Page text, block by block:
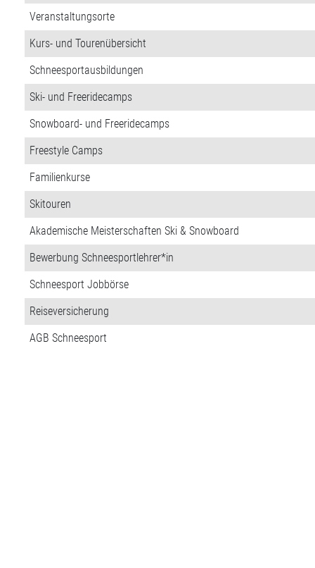
Veranstaltungsorte
Kurs- und Tourenübersicht
Schneesportausbildungen
Ski- und Freeridecamps
Snowboard- und Freeridecamps
Freestyle Camps
Familienkurse
Skitouren
Akademische Meisterschaften Ski & Snowboard
Bewerbung Schneesportlehrer*in
Schneesport Jobbörse
Reiseversicherung
AGB Schneesport